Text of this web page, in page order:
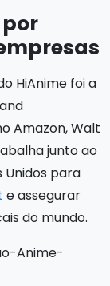
HiAnime foi a
Amazon, Walt
junto ao
para
e assegurar
do mundo.